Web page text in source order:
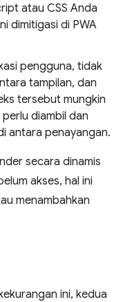
atau CSS Anda
dimitigasi di PWA
pengguna, tidak
tampilan, dan
tersebut mungkin
diambil dan
antara penayangan.
secara dinamis
akses, hal ini
menambahkan
ini, kedua